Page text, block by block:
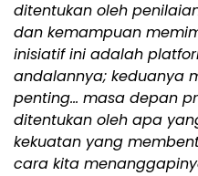
ditentukan oleh
dan kemampuan
inisiatif ini adalah
andalannya; keduanya
penting… masa depan
ditentukan oleh apa
kekuatan yang
cara kita